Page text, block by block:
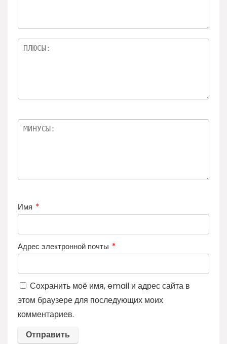
Имя *
Адрес электронной почты *
Сохранить моё имя, email и адрес сайта в
этом браузере для последующих моих
комментариев.